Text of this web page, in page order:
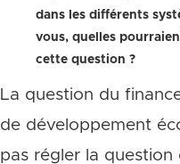
dans les différents
vous, quelles
cette question ?
La question du
de développement
pas régler la